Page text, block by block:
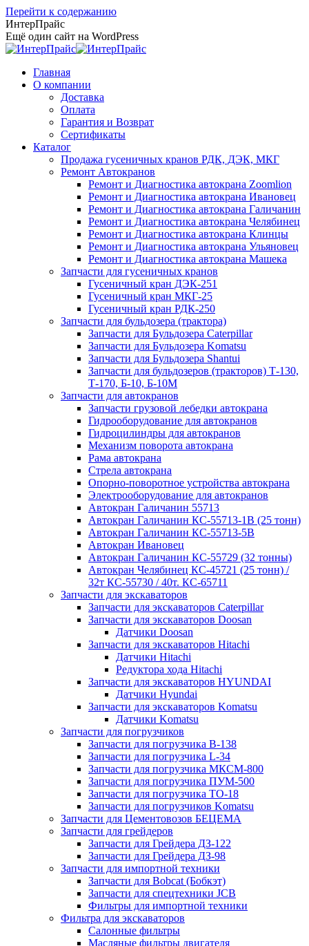
Перейти к содержанию
ИнтерПрайс
Ещё один сайт на WordPress
Главная
О компании
Доставка
Оплата
Гарантия и Возврат
Сертификаты
Каталог
Продажа гусеничных кранов РДК, ДЭК, МКГ
Ремонт Автокранов
Ремонт и Диагностика автокрана Zoomlion
Ремонт и Диагностика автокрана Ивановец
Ремонт и Диагностика автокрана Галичанин
Ремонт и Диагностика автокрана Челябинец
Ремонт и Диагностика автокрана Клинцы
Ремонт и Диагностика автокрана Ульяновец
Ремонт и Диагностика автокрана Машека
Запчасти для гусеничных кранов
Гусеничный кран ДЭК-251
Гусеничный кран МКГ-25
Гусеничный кран РДК-250
Запчасти для бульдозера (трактора)
Запчасти для Бульдозера Caterpillar
Запчасти для Бульдозера Komatsu
Запчасти для Бульдозера Shantui
Запчасти для бульдозеров (тракторов) Т-130,
Т-170, Б-10, Б-10М
Запчасти для автокранов
Запчасти грузовой лебедки автокрана
Гидрооборудование для автокранов
Гидроцилиндры для автокранов
Механизм поворота автокрана
Рама автокрана
Стрела автокрана
Опорно-поворотное устройства автокрана
Электрооборудование для автокранов
Автокран Галичанин 55713
Автокран Галичанин КС-55713-1В (25 тонн)
Автокран Галичанин КС-55713-5В
Автокран Ивановец
Автокран Галичанин КС-55729 (32 тонны)
Автокран Челябинец КС-45721 (25 тонн) /
32т КС-55730 / 40т. КС-65711
Запчасти для экскаваторов
Запчасти для экскаваторов Caterpillar
Запчасти для экскаваторов Doosan
Датчики Doosan
Запчасти для экскаваторов Hitachi
Датчики Hitachi
Редуктора хода Hitachi
Запчасти для экскаваторов HYUNDAI
Датчики Hyundai
Запчасти для экскаваторов Komatsu
Датчики Komatsu
Запчасти для погрузчиков
Запчасти для погрузчика B-138
Запчасти для погрузчика L-34
Запчасти для погрузчика МКСМ-800
Запчасти для погрузчика ПУМ-500
Запчасти для погрузчика ТО-18
Запчасти для погрузчиков Komatsu
Запчасти для Цементовозов БЕЦЕМА
Запчасти для грейдеров
Запчасти для Грейдера ДЗ-122
Запчасти для Грейдера ДЗ-98
Запчасти для импортной техники
Запчасти для Bobcat (Бобкэт)
Запчасти для спецтехники JCB
Фильтры для импортной техники
Фильтра для экскаваторов
Салонные фильтры
Масляные фильтры двигателя